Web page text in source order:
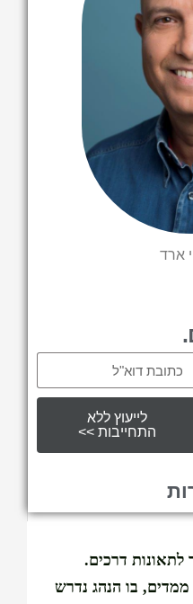
לתאונות דרכים.
ממדים, בו הנהג נדרש
ארד
לייעוץ ללא
התחייבות >>